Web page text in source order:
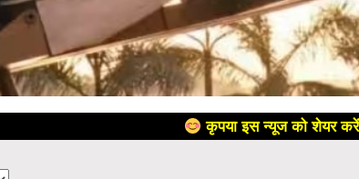
कृपया इस न्यूज को शेयर करें